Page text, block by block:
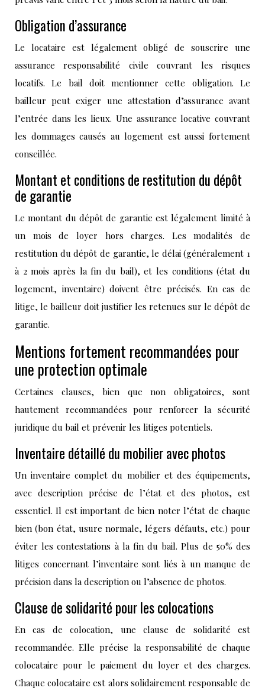
Obligation d’assurance
Le locataire est légalement obligé de souscrire une
assurance responsabilité civile couvrant les risques
locatifs. Le bail doit mentionner cette obligation. Le
bailleur peut exiger une attestation d’assurance avant
l’entrée dans les lieux. Une assurance locative couvrant
les dommages causés au logement est aussi fortement
conseillée.
Montant et conditions de restitution du dépôt
de garantie
Le montant du dépôt de garantie est légalement limité à
un mois de loyer hors charges. Les modalités de
restitution du dépôt de garantie, le délai (généralement 1
à 2 mois après la fin du bail), et les conditions (état du
logement, inventaire) doivent être précisés. En cas de
litige, le bailleur doit justifier les retenues sur le dépôt de
garantie.
Mentions fortement recommandées pour
une protection optimale
Certaines clauses, bien que non obligatoires, sont
hautement recommandées pour renforcer la sécurité
juridique du bail et prévenir les litiges potentiels.
Inventaire détaillé du mobilier avec photos
Un inventaire complet du mobilier et des équipements,
avec description précise de l’état et des photos, est
essentiel. Il est important de bien noter l’état de chaque
bien (bon état, usure normale, légers défauts, etc.) pour
éviter les contestations à la fin du bail. Plus de 50% des
litiges concernant l’inventaire sont liés à un manque de
précision dans la description ou l’absence de photos.
Clause de solidarité pour les colocations
En cas de colocation, une clause de solidarité est
recommandée. Elle précise la responsabilité de chaque
colocataire pour le paiement du loyer et des charges.
Chaque colocataire est alors solidairement responsable de